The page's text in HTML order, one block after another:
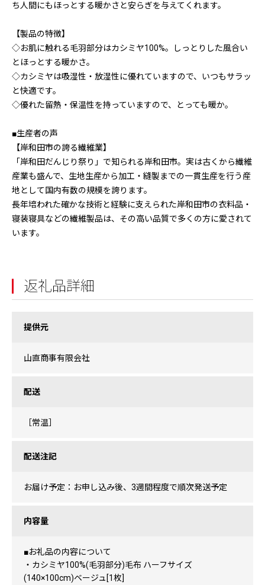
ち人間にもほっとする暖かさと安らぎを与えてくれます。
【製品の特徴】
◇お肌に触れる毛羽部分はカシミヤ100%。しっとりした風合い
とほっとする暖かさ。
◇カシミヤは吸湿性・放湿性に優れていますので、いつもサラッ
と快適です。
◇優れた留熱・保温性を持っていますので、とっても暖か。
■生産者の声
【岸和田市の誇る繊維業】
「岸和田だんじり祭り」で知られる岸和田市。実は古くから繊維
産業も盛んで、生地生産から加工・縫製までの一貫生産を行う産
地として国内有数の規模を誇ります。
長年培われた確かな技術と経験に支えられた岸和田市の衣料品・
寝装寝具などの繊維製品は、その高い品質で多くの方に愛されて
います。
返礼品詳細
提供元
山直商事有限会社
配送
［常温］
配送注記
お届け予定：お申し込み後、3週間程度で順次発送予定
内容量
■お礼品の内容について
・カシミヤ100%(毛羽部分)毛布 ハーフサイズ
(140×100cm)ベージュ[1枚]